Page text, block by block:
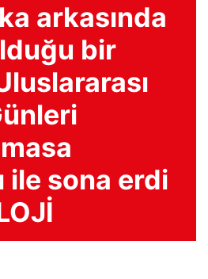
arkasında
bir
ile sona erdi